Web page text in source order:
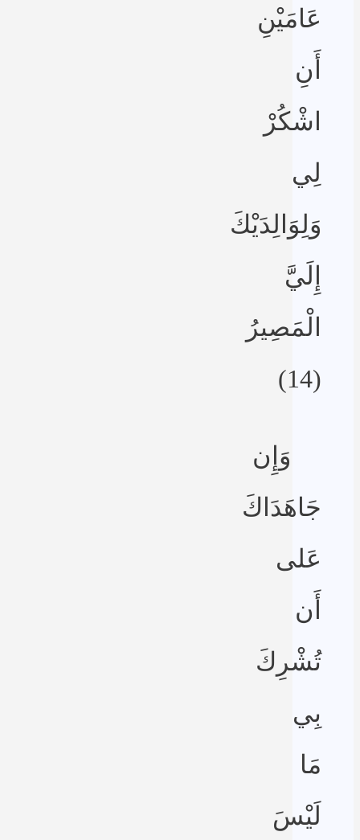
عَامَيْنِ
أَنِ
اشْكُرْ
لِي
وَلِوَالِدَيْكَ
إِلَيَّ
الْمَصِيرُ
(14)
وَإِن
جَاهَدَاكَ
عَلى
أَن
تُشْرِكَ
بِي
مَا
لَيْسَ